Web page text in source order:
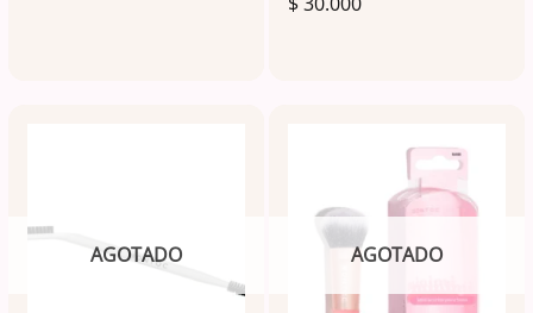
AGOTADO AGOTADO